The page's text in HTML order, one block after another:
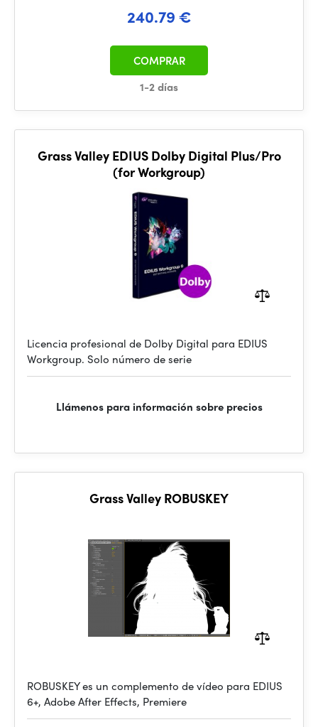
240.79 €
1-2 días
COMPRAR
Grass Valley EDIUS Dolby Digital Plus/Pro
(for Workgroup)
Licencia profesional de Dolby Digital para EDIUS
Workgroup. Solo número de serie
Llámenos para información sobre precios
Grass Valley ROBUSKEY
ROBUSKEY es un complemento de vídeo para EDIUS
6+, Adobe After Effects, Premiere